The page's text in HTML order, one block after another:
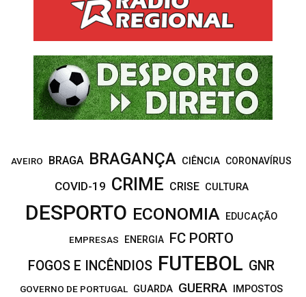
AVEIRO BRAGA BRAGANÇA CIÊNCIA CORONAVÍRUS
COVID-19 CRIME CRISE CULTURA
DESPORTO ECONOMIA EDUCAÇÃO
EMPRESAS ENERGIA FC PORTO
FOGOS E INCÊNDIOS FUTEBOL GNR
GOVERNO DE PORTUGAL GUARDA GUERRA IMPOSTOS